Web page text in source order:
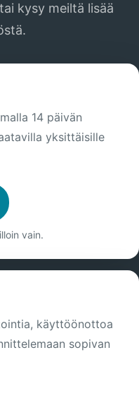
kysy meiltä lisää
14 päivän
yksittäisille
vain.
käyttöönottoa
sopivan